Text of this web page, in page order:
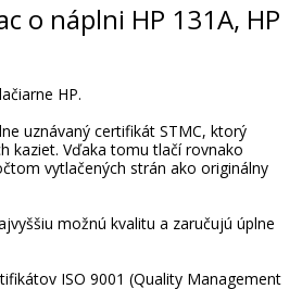
84,90 €
Pridať do košíka
HP CF210A (Čierny)
o náplni HP 131A, HP
HP.
uznávaný certifikát STMC, ktorý
kaziet. Vďaka tomu tlačí rovnako
vytlačených strán ako originálny
možnú kvalitu a zaručujú úplne
ISO 9001 (Quality Management